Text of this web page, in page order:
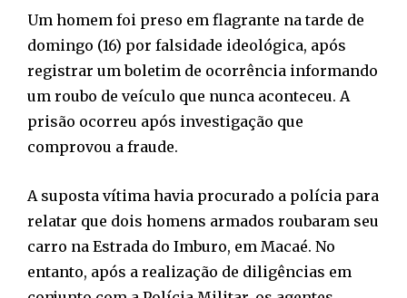
Um homem foi preso em flagrante na tarde de
domingo (16) por falsidade ideológica, após
registrar um boletim de ocorrência informando
um roubo de veículo que nunca aconteceu. A
prisão ocorreu após investigação que
comprovou a fraude.
A suposta vítima havia procurado a polícia para
relatar que dois homens armados roubaram seu
carro na Estrada do Imburo, em Macaé. No
entanto, após a realização de diligências em